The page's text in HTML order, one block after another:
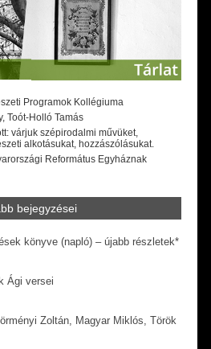
Programok Kollégiuma
Toót-Holló Tamás
várjuk szépirodalmi művüket,
alkotásukat, hozzászólásukat.
Református Egyháznak
bejegyzései
könyve (napló) – újabb részletek*
Ági versei
Zoltán, Magyar Miklós, Török